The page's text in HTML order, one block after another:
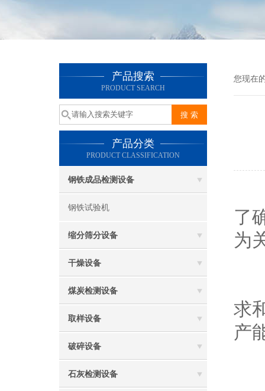
产品搜索
PRODUCT SEARCH
产品分类
PRODUCT CLASSIFICATION
钢铁成品检测设备
钢铁试验机
缩分筛分设备
干燥设备
煤炭检测设备
取样设备
破碎设备
石灰检测设备
您现在
了
为
求
产